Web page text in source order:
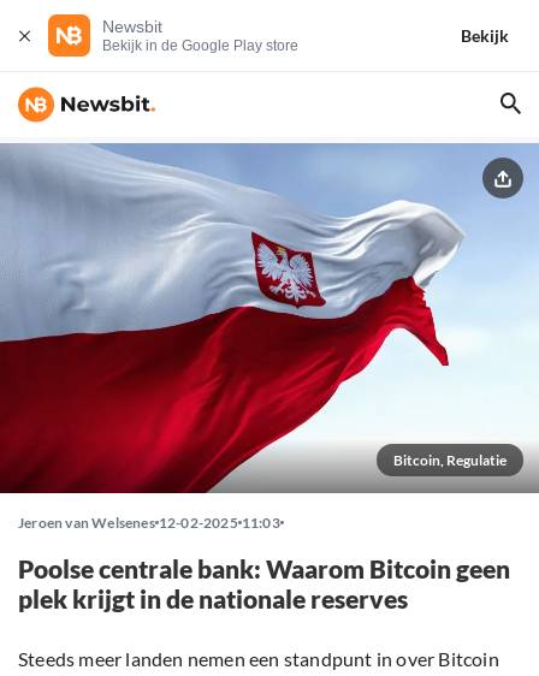
Newsbit
Bekijk in de Google Play store
Bekijk
Bitcoin, Regulatie
Jeroen van Welsenes 12-02-2025 11:03
Poolse centrale bank: Waarom Bitcoin geen
plek krijgt in de nationale reserves
Steeds meer landen nemen een standpunt in over Bitcoin